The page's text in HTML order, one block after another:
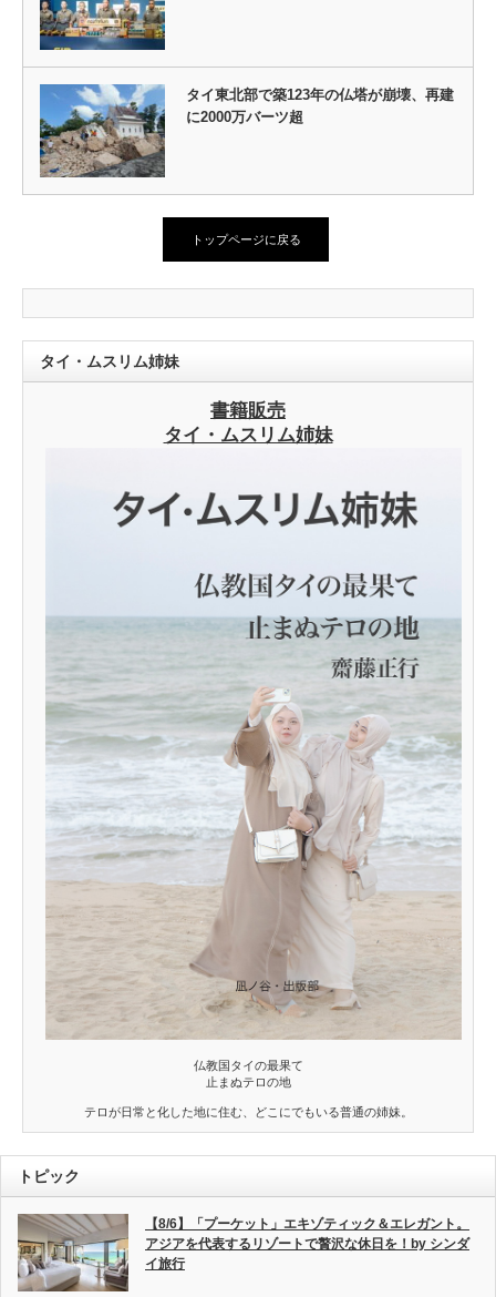
タイ東北部で築123年の仏塔が崩壊、再建
に2000万バーツ超
トップページに戻る
タイ・ムスリム姉妹
書籍販売
タイ・ムスリム姉妹
仏教国タイの最果て
止まぬテロの地
テロが日常と化した地に住む、どこにでもいる普通の姉妹。
トピック
【8/6】「プーケット」エキゾティック＆エレガント。
アジアを代表するリゾートで贅沢な休日を！by シンダ
イ旅行